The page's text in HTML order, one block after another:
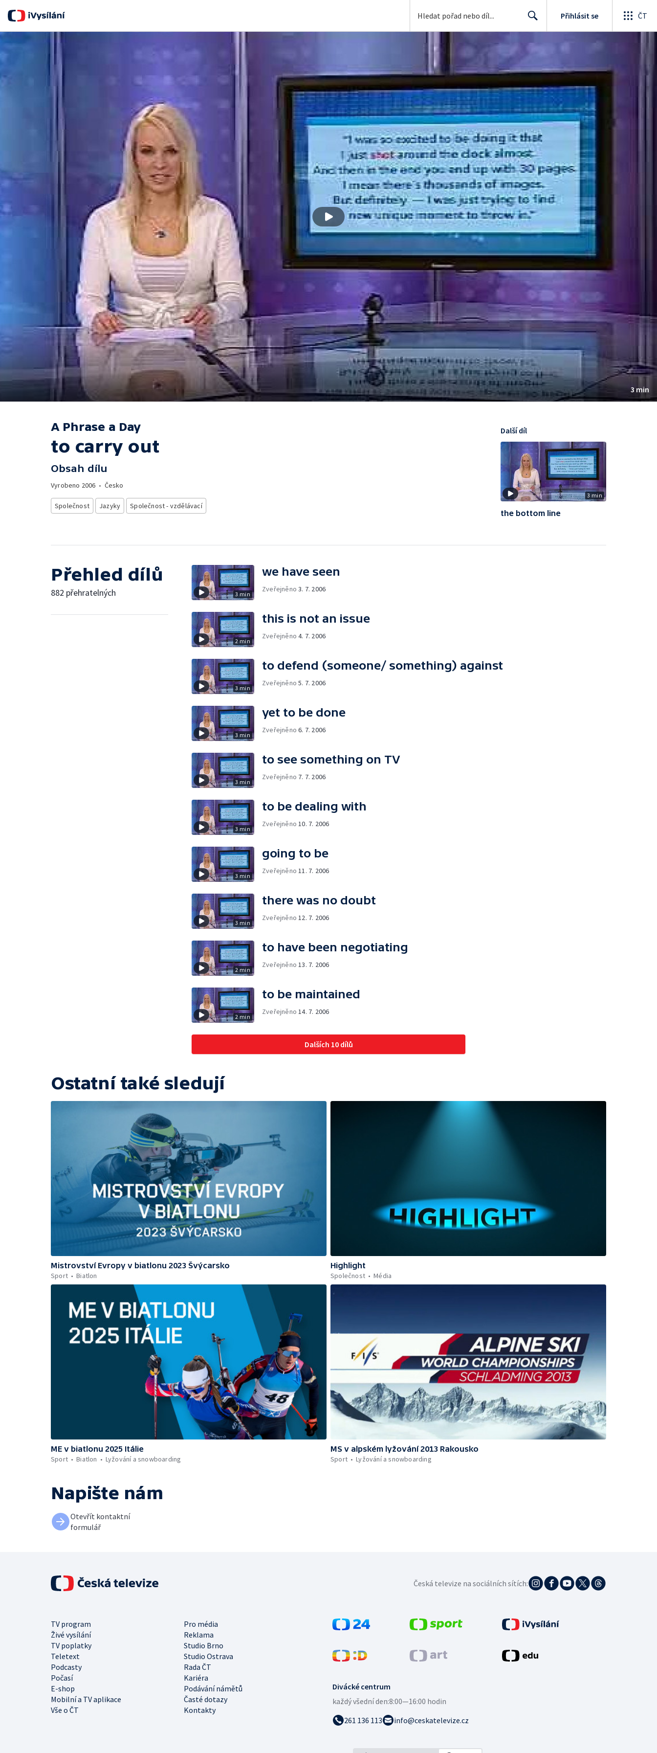
Přihlásit se ČT
3 min
A Phrase a Day
to carry out
Obsah dílu
Vyrobeno 2006 • Česko
Společnost Jazyky Společnost - vzdělávací
3 min
Další díl
the bottom line
Přehled dílů
882 přehratelných 3 min
we have seen
Zveřejněno3. 7. 2006
2 min
this is not an issue
Zveřejněno4. 7. 2006
3 min
to defend (someone/ something) against
Zveřejněno5. 7. 2006
3 min
yet to be done
Zveřejněno6. 7. 2006
3 min
to see something on TV
Zveřejněno 7. 7. 2006
3 min
to be dealing with
Zveřejněno 10. 7. 2006
3 min
going to be
Zveřejněno 11. 7. 2006
3 min
there was no doubt
Zveřejněno 12. 7. 2006
2 min
to have been negotiating
Zveřejněno 13. 7. 2006
2 min
to be maintained
Zveřejněno 14. 7. 2006
Dalších 10 dílů
Ostatní také sledují
Mistrovství Evropy v biatlonu 2023 Švýcarsko
Sport
Biatlon
Highlight
Společnost
Média
ME v biatlonu 2025 Itálie
Sport
Biatlon Lyžování a snowboarding
MS v alpském lyžování 2013 Rakousko
Sport
Lyžování a snowboarding
Napište nám
Otevřít kontaktní
formulář
Divácké centrum
každý všední den:8:00—16:00 hodin
261 136 113
info@ceskatelevize.cz
TV program
Pro média
Živé vysílání
Reklama
TV poplatky
Studio Brno
Teletext
Studio Ostrava
Podcasty
Rada ČT
Počasí
Kariéra
E-shop
Podávání námětů
Mobilní a TV aplikace
Časté dotazy
Vše o ČT
Kontakty
Česká televize na sociálních sítích: